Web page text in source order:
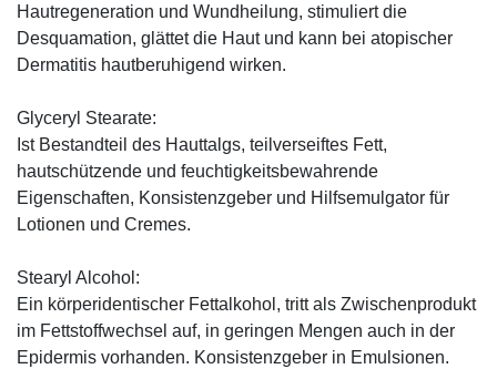
Hautregeneration und Wundheilung, stimuliert die
Desquamation, glättet die Haut und kann bei atopischer
Dermatitis hautberuhigend wirken.
Glyceryl Stearate:
Ist Bestandteil des Hauttalgs, teilverseiftes Fett,
hautschützende und feuchtigkeitsbewahrende
Eigenschaften, Konsistenzgeber und Hilfsemulgator für
Lotionen und Cremes.
Stearyl Alcohol:
Ein körperidentischer Fettalkohol, tritt als Zwischenprodukt
im Fettstoffwechsel auf, in geringen Mengen auch in der
Epidermis vorhanden. Konsistenzgeber in Emulsionen.